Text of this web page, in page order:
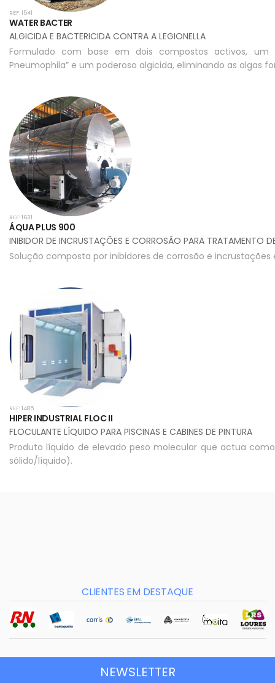
REF: 1541
WATER BACTER
ALGICIDA E BACTERICIDA CONTRA A LEGIONELLA
Formulado com base em dois compostos activos, um
Pneumophila” e um poderoso algicida, eliminando as algas
REF: 1631
ÁQUA PLUS 900
INIBIDOR DE INCRUSTAÇÕES E CORROSÃO PARA TRATAMENTO
Solução composta por inibidores de corrosão e
REF: 1485
HIPER INDUSTRIAL FLOC II
FLOCULANTE LÍQUIDO PARA PISCINAS E CABINES DE PINTURA
Produto líquido de elevado peso molecular que actua
sólido/líquido).
CLIENTES EM DESTAQUE
NEWSLETTER